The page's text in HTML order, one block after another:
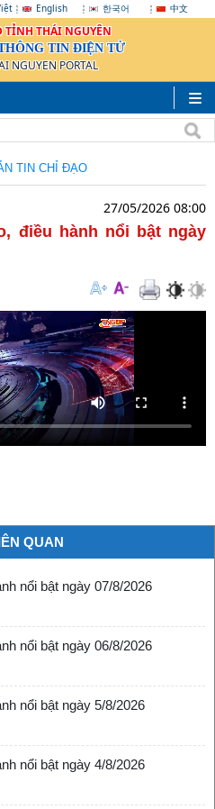
English 한국어 中文
TỈNH THÁI NGUYÊN
TIN ĐIỆN TỬ
NGUYEN PORTAL
TIN CHỈ ĐẠO
27/05/2026 08:00
điều hành nổi bật ngày
QUAN
nổi bật ngày 07/8/2026
nổi bật ngày 06/8/2026
nổi bật ngày 5/8/2026
nổi bật ngày 4/8/2026